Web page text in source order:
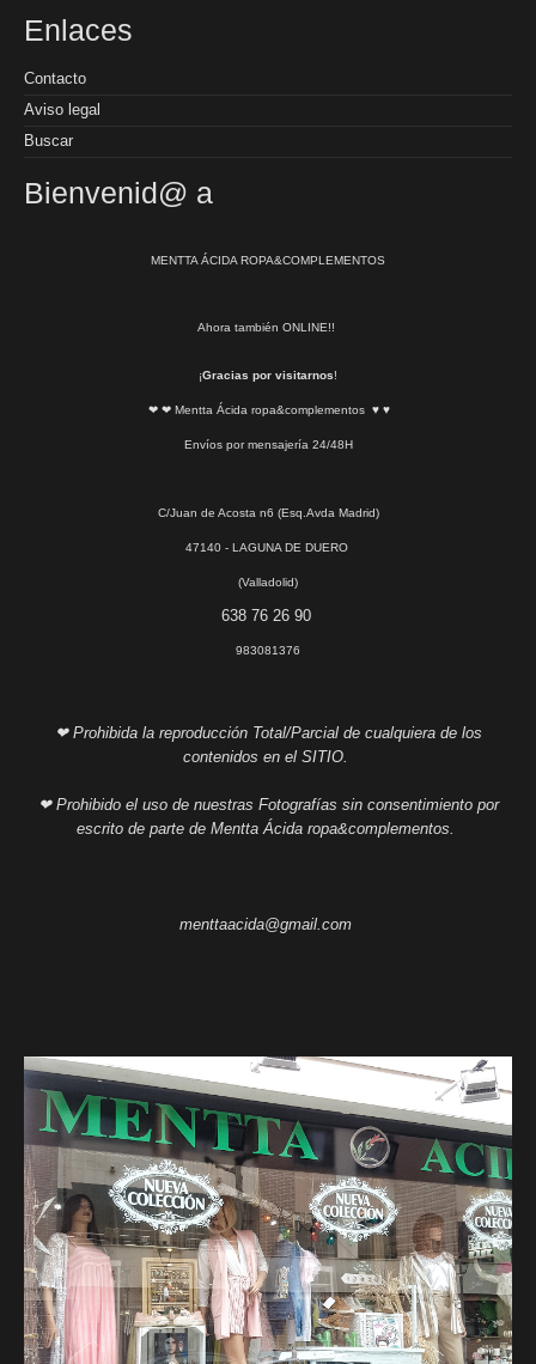
Enlaces
Contacto
Aviso legal
Buscar
Bienvenid@ a
MENTTA ÁCIDA ROPA&COMPLEMENTOS
Ahora también ONLINE!!
¡Gracias por visitarnos!
❤ ❤ Mentta Ácida ropa&complementos ♥ ♥
Envíos por mensajería 24/48H
C/Juan de Acosta n6 (Esq.Avda Madrid)
47140 - LAGUNA DE DUERO
(Valladolid)
638 76 26 90
983081376
❤ Prohibida la reproducción Total/Parcial de cualquiera de los
contenidos en el SITIO.
❤ Prohibido el uso de nuestras Fotografías sin consentimiento por
escrito de parte de Mentta Ácida ropa&complementos.
menttaacida@gmail.com